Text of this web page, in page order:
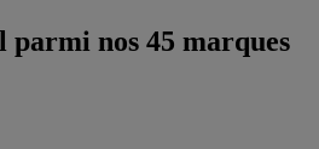
parmi nos 45 marques